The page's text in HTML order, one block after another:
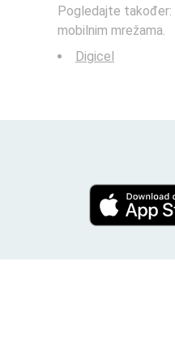
Pogledajte također:
mobilnim mrežama.
Digicel